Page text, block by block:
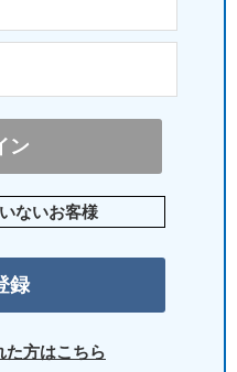
ないお客様
た方はこちら